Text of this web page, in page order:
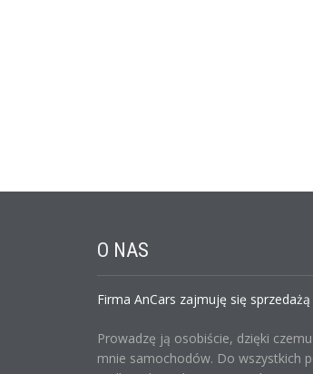
O NAS
Firma AnCars zajmuję się
Prowadzę ją osobiście, dzięki
mnie samochodów. Do wszystkich